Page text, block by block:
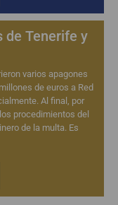
de Tenerife y
varios apagones
de euros a Red
Al final, por
procedimientos del
de la multa. Es